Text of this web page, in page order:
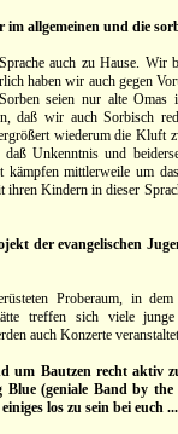
allgemeinen und die
auch zu Hause. Wir
haben wir auch gegen
seien nur alte Omas
daß wir auch Sorbisch
wiederum die Kluft
Unkenntnis und
mittlerweile um
ihren Kindern in dieser
der evangelischen
Proberaum, in
treffen sich viele
auch Konzerte
um Bautzen recht aktiv
(geniale Band by the
los zu sein bei euch ...